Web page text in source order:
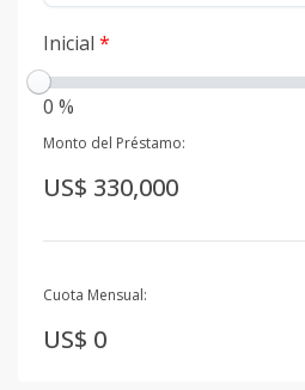
Inicial *
0 %
Monto del Préstamo:
US$ 330,000
Cuota Mensual:
US$ 0